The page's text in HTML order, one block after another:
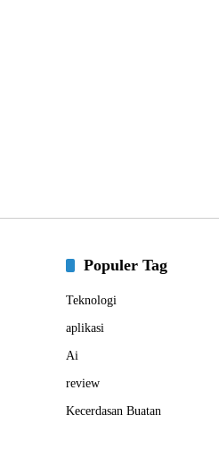
Populer Tag
Teknologi
aplikasi
Ai
review
Kecerdasan Buatan